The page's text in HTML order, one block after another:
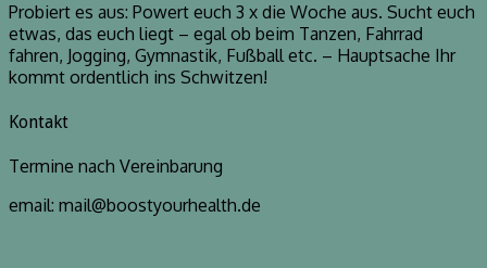
Probiert es aus: Powert euch 3 x die Woche aus. Sucht euch
etwas, das euch liegt – egal ob beim Tanzen, Fahrrad
fahren, Jogging, Gymnastik, Fußball etc. – Hauptsache Ihr
kommt ordentlich ins Schwitzen!
Kontakt
Termine nach Vereinbarung
email: mail@boostyourhealth.de